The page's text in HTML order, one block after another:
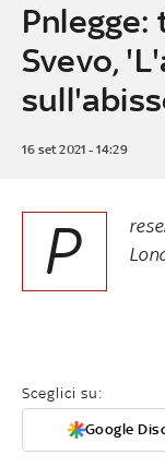
Pnlegge:
Svevo,
16 set 2021 - 14:29
P
Sceglici su:
Google